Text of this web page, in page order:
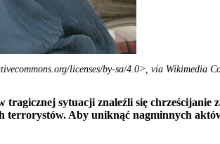
licenses/by-sa/4.0>, via Wikimedia
tragicznej sytuacji znaleźli się
terrorystów. Aby uniknąć nagminnych